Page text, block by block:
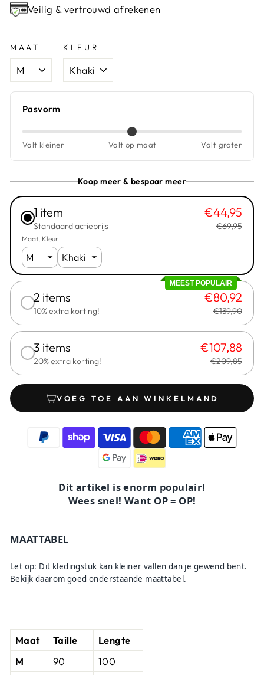
Veilig & vertrouwd afrekenen
MAAT KLEUR
Pasvorm
Valt kleiner Valt op maat Valt groter
Koop meer & bespaar meer
1 item
Standaard actieprijs
€44,95
€69,95
Maat Kleur
MEEST POPULAIR
2 items
10% extra korting!
€80,92
€139,90
3 items
20% extra korting!
€107,88
€209,85
VOEG TOE AAN WINKELMAND
Dit artikel is enorm populair!
Wees snel! Want OP = OP!
MAATTABEL
Let op: Dit kledingstuk kan kleiner vallen dan je gewend bent.
Bekijk daarom goed onderstaande maattabel.
Maat Taille
Lengte
M
90
100